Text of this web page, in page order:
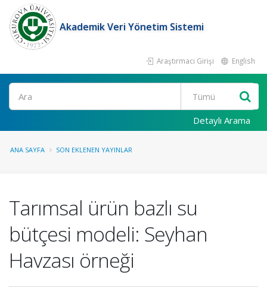
Akademik Veri Yönetim Sistemi
Araştırmacı Girişi English
Ara
Detaylı Arama
ANA SAYFA SON EKLENEN YAYINLAR
Tarımsal ürün bazlı su
bütçesi modeli: Seyhan
Havzası örneği